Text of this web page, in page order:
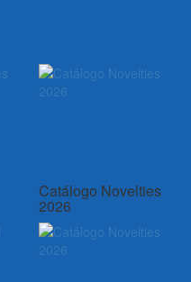
Catálogo Novelties
2026